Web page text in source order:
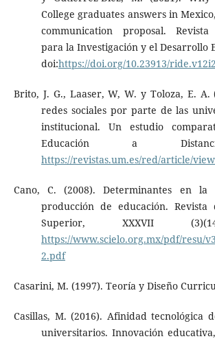
College graduates answers in
communication proposal. Revista
para la Investigación y el Desarrollo
doi:https://doi.org/10.23913/
Brito, J. G., Laaser, W, W. y Toloza, E. A.
redes sociales por parte de las
institucional. Un estudio
Educación a
https://revistas.um.es/red/article/
Cano, C. (2008). Determinantes en
producción de educación. Revista
Superior, XXXVII
https://www.scielo.org.mx/pdf/resu/
2.pdf
Casarini, M. (1997). Teoría y Diseño
Casillas, M. (2016). Afinidad tecnológica
universitarios. Innovación